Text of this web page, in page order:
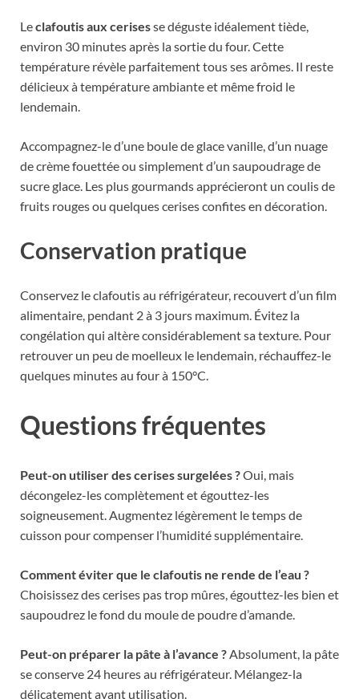
Leclafoutis aux cerisesse déguste idéalement tiède,
environ 30 minutes après la sortie du four. Cette
température révèle parfaitement tous ses arômes. Il reste
délicieux à température ambiante et même froid le
lendemain.
Accompagnez-le d’une boule de glace vanille, d’un nuage
de crème fouettée ou simplement d’un saupoudrage de
sucre glace. Les plus gourmands apprécieront un coulis de
fruits rouges ou quelques cerises confites en décoration.
Conservation pratique
Conservez le clafoutis au réfrigérateur, recouvert d’un film
alimentaire, pendant 2 à 3 jours maximum. Évitez la
congélation qui altère considérablement sa texture. Pour
retrouver un peu de moelleux le lendemain, réchauffez-le
quelques minutes au four à 150°C.
Questions fréquentes
Peut-on utiliser des cerises surgelées ?Oui, mais
décongelez-les complètement et égouttez-les
soigneusement. Augmentez légèrement le temps de
cuisson pour compenser l’humidité supplémentaire.
Comment éviter que le clafoutis ne rende de l’eau ?
Choisissez des cerises pas trop mûres, égouttez-les bien et
saupoudrez le fond du moule de poudre d’amande.
Peut-on préparer la pâte à l’avance ?Absolument, la pâte
se conserve 24 heures au réfrigérateur. Mélangez-la
délicatement avant utilisation.